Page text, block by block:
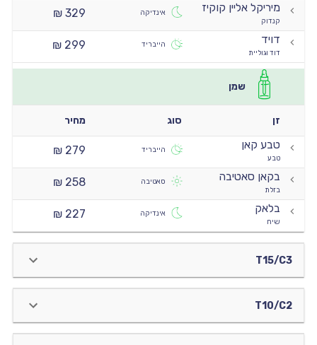
מיריקל אליין קוקיז
קנדוק
אינדיקה
329 ₪
דויד
דוד וגוליית
הייבריד 299 ₪
שמן
זן סוג מחיר
טבע קאן
טבע
הייבריד
279 ₪
בקאן סאטיבה
בזלת
סאטיבה
258 ₪
בלאק
שיח
אינדיקה 227 ₪
T15/C3
T10/C2